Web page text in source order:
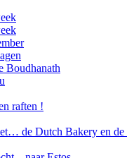
Boudhanath
raften !
de Dutch Bakery en de